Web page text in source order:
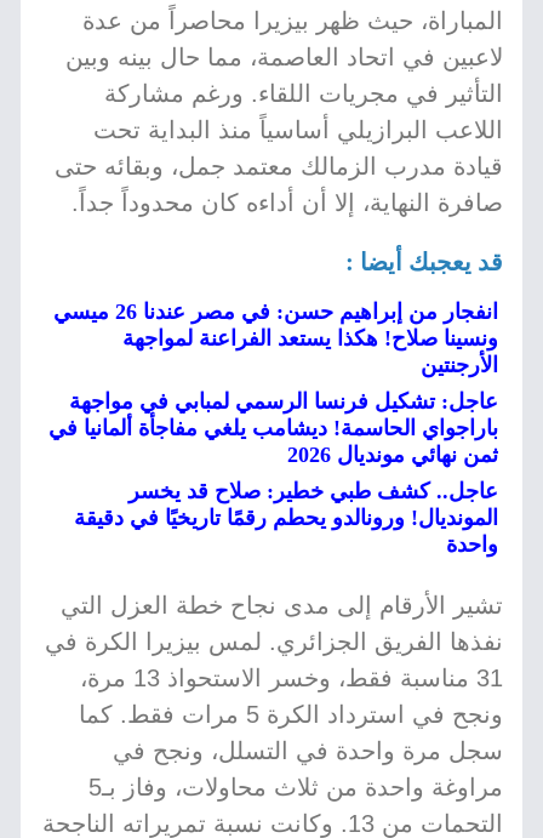
المباراة، حيث ظهر بيزيرا محاصراً من عدة
لاعبين في اتحاد العاصمة، مما حال بينه وبين
التأثير في مجريات اللقاء. ورغم مشاركة
اللاعب البرازيلي أساسياً منذ البداية تحت
قيادة مدرب الزمالك معتمد جمل، وبقائه حتى
صافرة النهاية، إلا أن أداءه كان محدوداً جداً.
قد يعجبك أيضا :
انفجار من إبراهيم حسن: في مصر عندنا 26 ميسي
ونسينا صلاح! هكذا يستعد الفراعنة لمواجهة
الأرجنتين
عاجل: تشكيل فرنسا الرسمي لمبابي في مواجهة
باراجواي الحاسمة! ديشامب يلغي مفاجأة ألمانيا في
ثمن نهائي مونديال 2026
عاجل.. كشف طبي خطير: صلاح قد يخسر
المونديال! ورونالدو يحطم رقمًا تاريخيًا في دقيقة
واحدة
تشير الأرقام إلى مدى نجاح خطة العزل التي
نفذها الفريق الجزائري. لمس بيزيرا الكرة في
31 مناسبة فقط، وخسر الاستحواذ 13 مرة،
ونجح في استرداد الكرة 5 مرات فقط. كما
سجل مرة واحدة في التسلل، ونجح في
مراوغة واحدة من ثلاث محاولات، وفاز بـ5
التحمات من 13. وكانت نسبة تمريراته الناجحة